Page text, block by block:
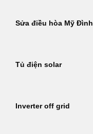
Sửa điều hòa Mỹ Đình
Tủ điện solar
Inverter off grid